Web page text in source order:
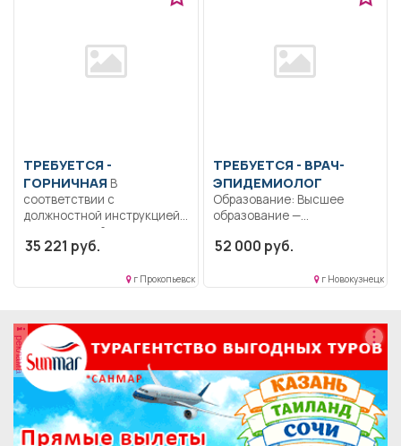
ТРЕБУЕТСЯ -
ГОРНИЧНАЯ
соответствии с
должностной инструкцией,
утвержденной в
организации для...
35 221 руб.
г Прокопьевск
ТРЕБУЕТСЯ - ВРАЧ-
ЭПИДЕМИОЛОГ
Образование: Высшее
образование —
магистратура..
52 000 руб.
г Новокузнецк
реклама